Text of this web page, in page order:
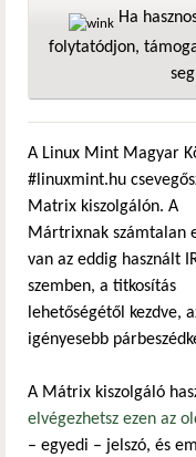
Ha
folytatódjon,
A Linux Mint Magyar
#linuxmint.hu
Matrix kiszolgálón. A
Mártrixnak számtalan
van az eddig használt
szemben, a titkosítás
lehetőségétől kezdve,
igényesebb
A Mátrix kiszolgáló
elvégezhetsz ezen az
– egyedi – jelszó, és